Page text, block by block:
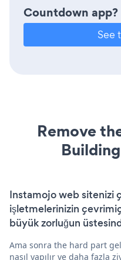
Countdown app?
See
Remove
Instamojo web sitenizi
işletmelerinizin
büyük zorluğun
Ama sonra the hard part
nasıl yapılır ve daha fazla